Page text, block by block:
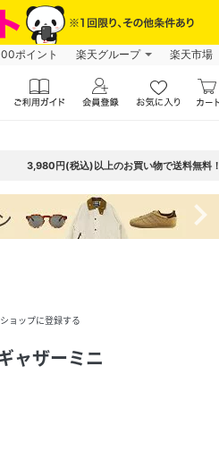
ポイント 楽天グループ 楽天市場
3,980円(税込)以上のお買い物で送料無料！
navigate_next
ョップに登録する
ャザーミニ